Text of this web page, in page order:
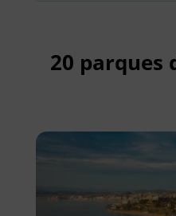
20 parques